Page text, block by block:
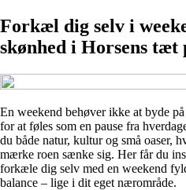
Forkæl dig selv i
skønhed i Horsens tæt
En weekend behøver ikke at byde
for at føles som en pause fra
du både natur, kultur og små oaser,
mærke roen sænke sig. Her får du
forkæle dig selv med en weekend
balance – lige i dit eget nærområde.